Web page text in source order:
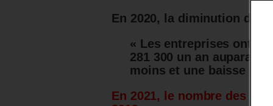
En 2020, la diminution des
« Les entreprises ont
281 300 un an
moins et une baisse de
En 2021, le nombre des